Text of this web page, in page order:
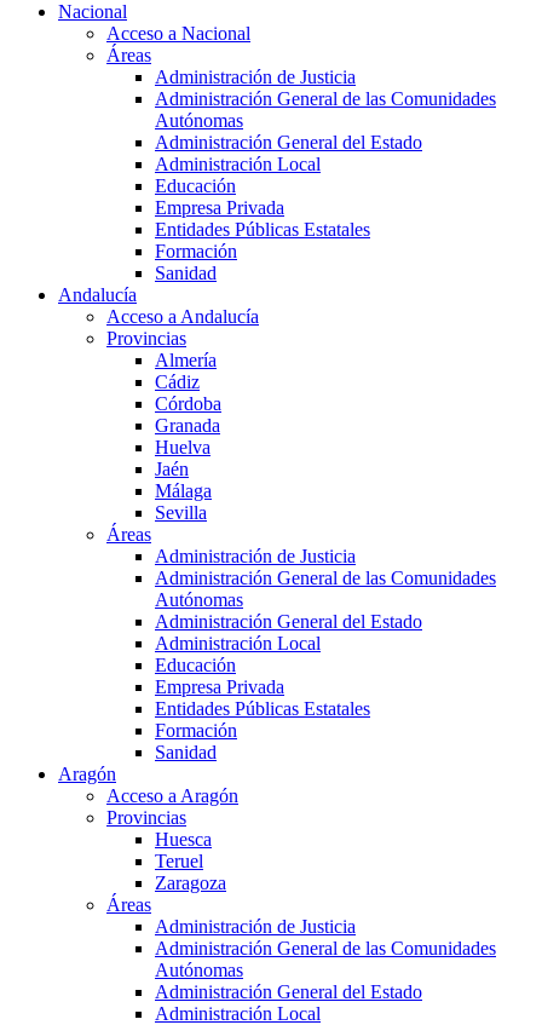
Nacional
Acceso a Nacional
Áreas
Administración de Justicia
Administración General de las Comunidades
Autónomas
Administración General del Estado
Administración Local
Educación
Empresa Privada
Entidades Públicas Estatales
Formación
Sanidad
Andalucía
Acceso a Andalucía
Provincias
Almería
Cádiz
Córdoba
Granada
Huelva
Jaén
Málaga
Sevilla
Áreas
Administración de Justicia
Administración General de las Comunidades
Autónomas
Administración General del Estado
Administración Local
Educación
Empresa Privada
Entidades Públicas Estatales
Formación
Sanidad
Aragón
Acceso a Aragón
Provincias
Huesca
Teruel
Zaragoza
Áreas
Administración de Justicia
Administración General de las Comunidades
Autónomas
Administración General del Estado
Administración Local